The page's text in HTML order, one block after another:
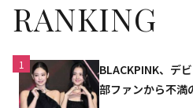
RANKING
1
BLACKPINK、デ
部ファンから不